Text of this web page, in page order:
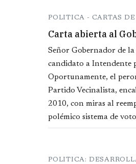
POLITICA - CARTAS
Carta abierta al
Señor Gobernador de
candidato a Intendente
Oportunamente, el
Partido Vecinalista,
2010, con miras al
polémico sistema de
POLITICA: